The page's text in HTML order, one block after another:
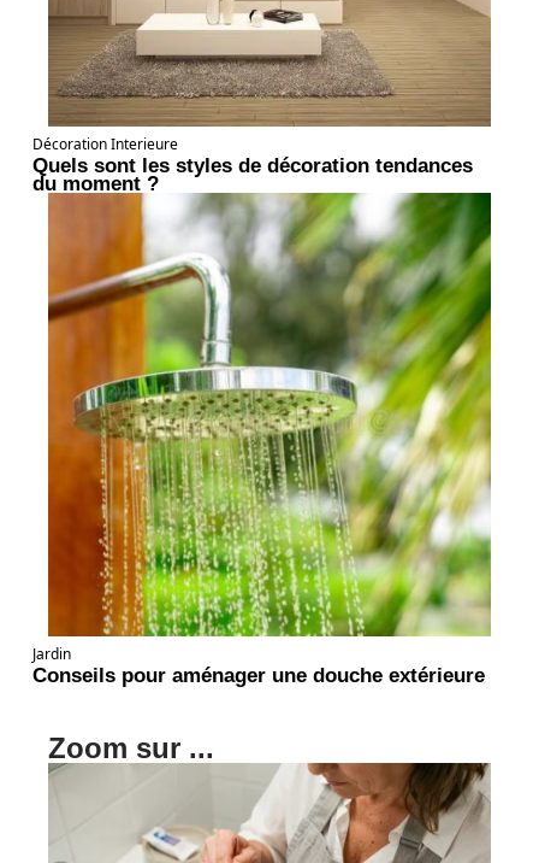
Décoration Interieure
Quels sont les styles de décoration tendances
du moment ?
Jardin
Conseils pour aménager une douche extérieure
Zoom sur ...